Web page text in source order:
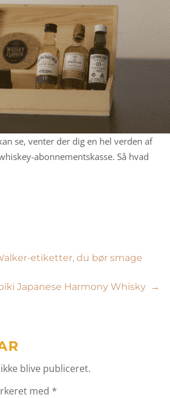
se, venter der dig en hel verden af
abonnementskasse. Så hvad
etiketter, du bør smage
Japanese Harmony Whisky →
blive publiceret.
med *